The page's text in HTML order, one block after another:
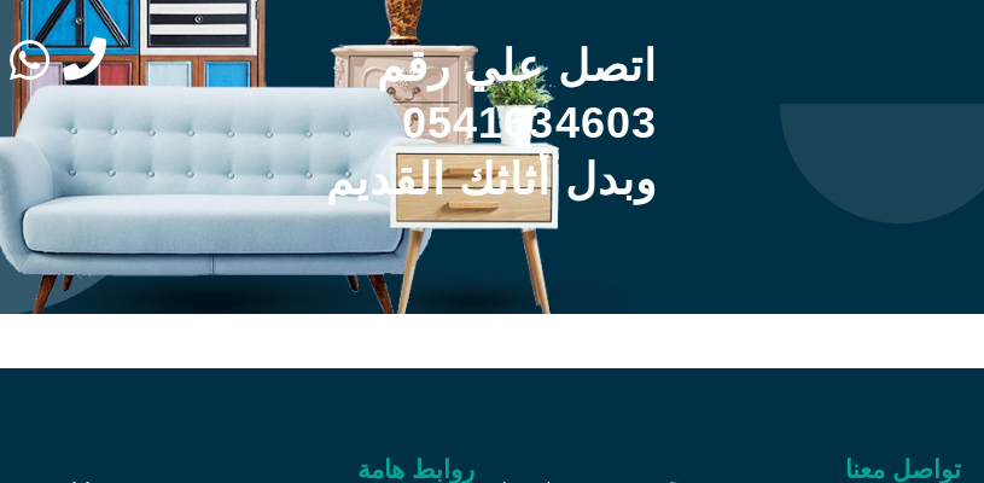
اتصل علي رقم
0541634603
وبدل أثاثك القديم
روابط هامة تواصل معنا